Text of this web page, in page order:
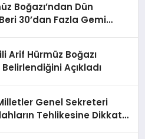
Boğazı’ndan Dün
30’dan Fazla Gemi
Arif Hürmüz Boğazı
Belirlendiğini Açıkladı
Genel Sekreteri
Tehlikesine Dikkat